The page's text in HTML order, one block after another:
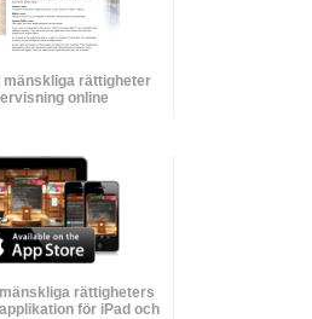
mänskliga rättigheter
online
rättigheters
för iPad och